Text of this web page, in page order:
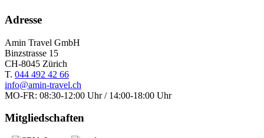
Adresse
Amin Travel GmbH
Binzstrasse 15
CH-8045 Zürich
T. 044 492 42 66
info@amin-travel.ch
MO-FR: 08:30-12:00 Uhr / 14:00-18:00 Uhr
Mitgliedschaften